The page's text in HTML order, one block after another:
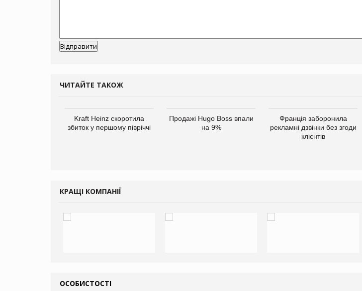
ЧИТАЙТЕ ТАКОЖ
Kraft Heinz скоротила
збиток у першому півріччі
Продажі Hugo Boss впали
на 9%
Франція заборонила
рекламні дзвінки без згоди
клієнтів
КРАЩІ КОМПАНІЇ
ОСОБИСТОСТІ